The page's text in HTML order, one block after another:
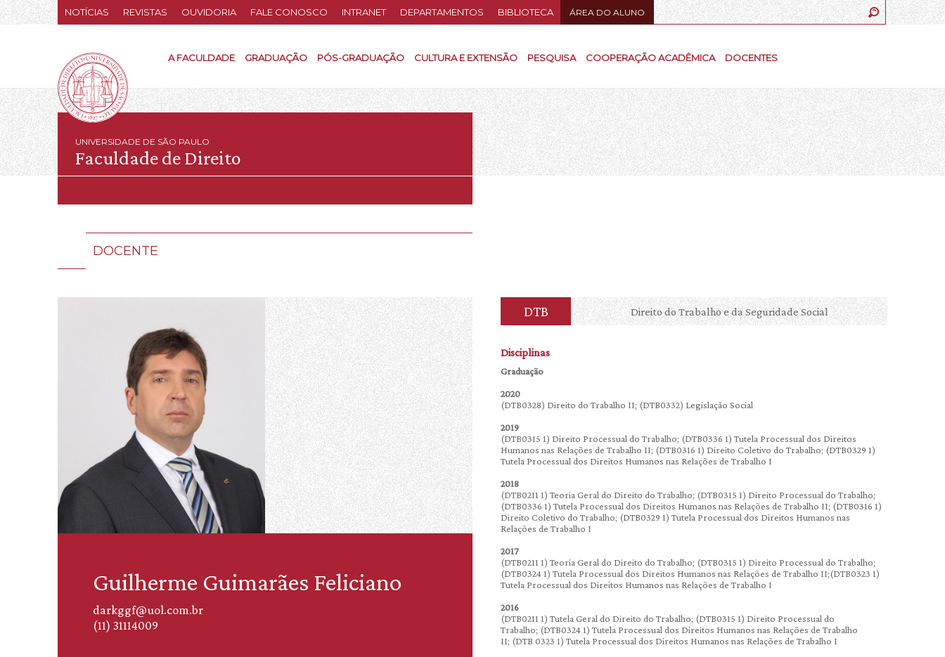
NOTÍCIAS REVISTAS OUVIDORIA FALE CONOSCO INTRANET DEPARTAMENTOS BIBLIOTECA ÁREA DO ALUNO
A FACULDADE GRADUAÇÃO PÓS-GRADUAÇÃO CULTURA E EXTENSÃO PESQUISA COOPERAÇÃO ACADÊMICA DOCENTES
UNIVERSIDADE DE SÃO PAULO
Faculdade de Direito
DOCENTE
Guilherme Guimarães Feliciano
darkggf@uol.com.br
(11) 31114009
DTB Direito do Trabalho e da Seguridade Social
Disciplinas
Graduação
2020
(DTB0328) Direito do Trabalho II; (DTB0332) Legislação Social
2019
(DTB0315 1) Direito Processual do Trabalho; (DTB0336 1) Tutela Processual dos Direitos
Humanos nas Relações de Trabalho II; (DTB0316 1) Direito Coletivo do Trabalho; (DTB0329 1)
Tutela Processual dos Direitos Humanos nas Relações de Trabalho I
2018
(DTB0211 1) Teoria Geral do Direito do Trabalho; (DTB0315 1) Direito Processual do Trabalho;
(DTB0336 1) Tutela Processual dos Direitos Humanos nas Relações de Trabalho II; (DTB0316 1)
Direito Coletivo do Trabalho; (DTB0329 1) Tutela Processual dos Direitos Humanos nas
Relações de Trabalho I
2017
(DTB0211 1) Teoria Geral do Direito do Trabalho; (DTB0315 1) Direito Processual do Trabalho;
(DTB0324 1) Tutela Processual dos Direitos Humanos nas Relações de Trabalho II;(DTB0323 1)
Tutela Processual dos Direitos Humanos nas Relações de Trabalho I
2016
(DTB0211 1) Tutela Geral do Direito do Trabalho; (DTB0315 1) Direito Processual do
Trabalho; (DTB0324 1) Tutela Processual dos Direitos Humanos nas Relações de Trabalho
II; (DTB 0323 1) Tutela Processual dos Direitos Humanos nas Relações de Trabalho I